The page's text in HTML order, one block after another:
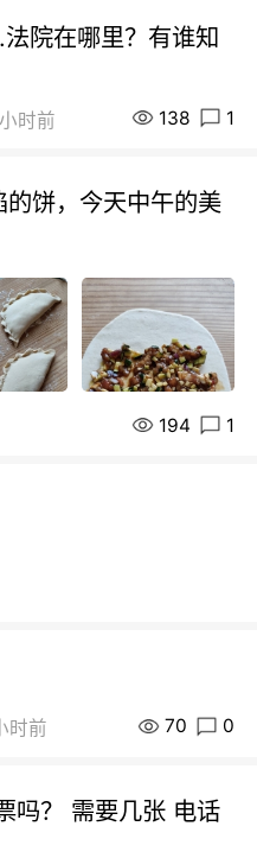
院在哪里？有谁知
时前 138 1
饼，今天中午的美
194 1
时前 70 0
吗？ 需要几张 电话